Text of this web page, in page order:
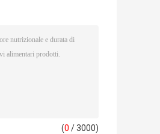
(0 / 3000)